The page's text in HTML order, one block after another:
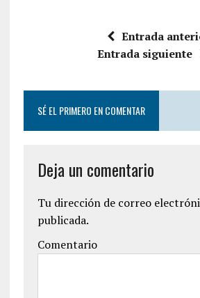
Entrada
Entrada siguiente
SÉ EL PRIMERO EN COMENTAR
Deja un comentario
Tu dirección de correo
publicada.
Comentario